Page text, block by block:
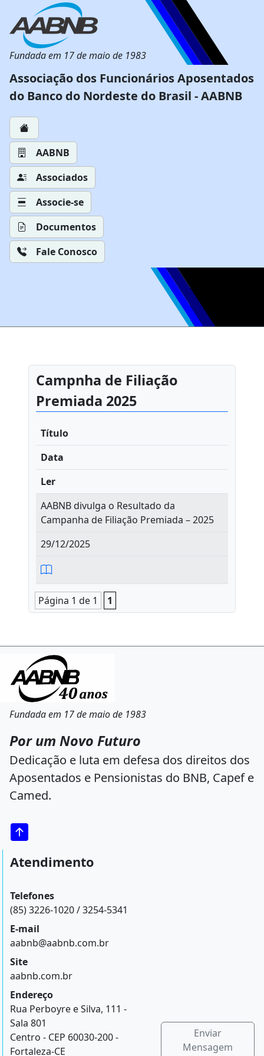
Fundada em 17 de maio de 1983
Associação dos Funcionários Aposentados
do Banco do Nordeste do Brasil - AABNB
AABNB
Associados
Associe-se
Documentos
Fale Conosco
Campnha de Filiação
Premiada 2025
Título
Data
Ler
AABNB divulga o Resultado da
Campanha de Filiação Premiada – 2025
29/12/2025
Página 1 de 1 1
Fundada em 17 de maio de 1983
Por um Novo Futuro
Dedicação e luta em defesa dos direitos dos
Aposentados e Pensionistas do BNB, Capef e
Camed.
Atendimento
Telefones
(85) 3226-1020 / 3254-5341
E-mail
aabnb@aabnb.com.br
Site
aabnb.com.br
Endereço
Rua Perboyre e Silva, 111 -
Sala 801
Centro - CEP 60030-200 -
Fortaleza-CE
Enviar
Mensagem